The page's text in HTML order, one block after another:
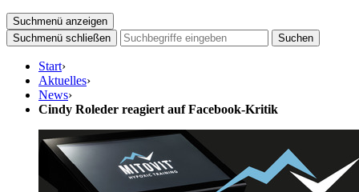
Suchmenü anzeigen
Suchmenü schließen
Suchen
Start›
Aktuelles›
News›
Cindy Roleder reagiert auf Facebook-Kritik